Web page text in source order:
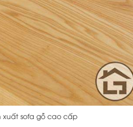
xuất sofa gỗ cao cấp